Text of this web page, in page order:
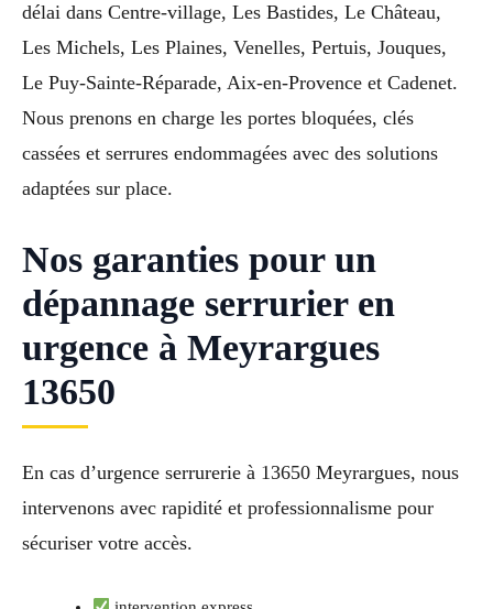
délai dans Centre-village, Les Bastides, Le Château,
Les Michels, Les Plaines, Venelles, Pertuis, Jouques,
Le Puy-Sainte-Réparade, Aix-en-Provence et Cadenet.
Nous prenons en charge les portes bloquées, clés
cassées et serrures endommagées avec des solutions
adaptées sur place.
Nos garanties pour un
dépannage serrurier en
urgence à Meyrargues
13650
En cas d’urgence serrurerie à 13650 Meyrargues, nous
intervenons avec rapidité et professionnalisme pour
sécuriser votre accès.